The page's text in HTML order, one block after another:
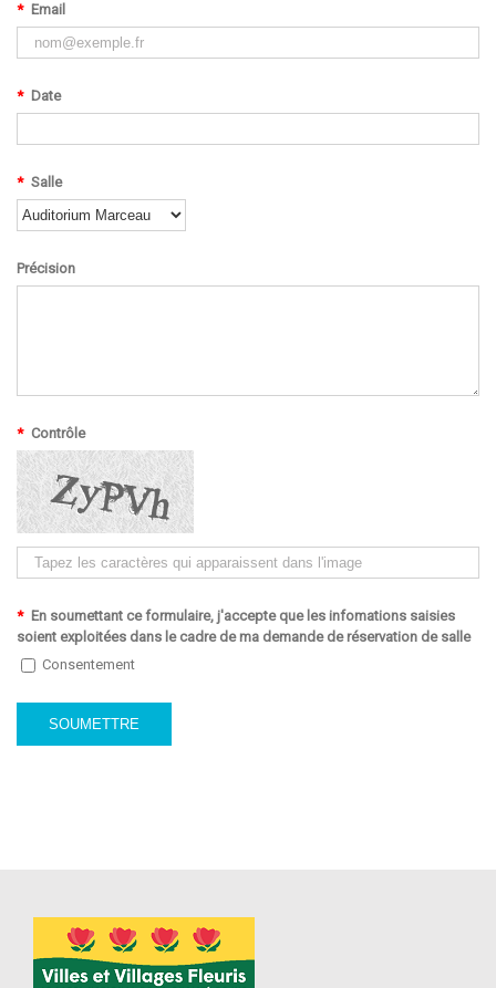
* Email
* Date
* Salle
Précision
* Contrôle
* En soumettant ce formulaire, j'accepte que les infomations saisies
soient exploitées dans le cadre de ma demande de réservation de salle
Consentement